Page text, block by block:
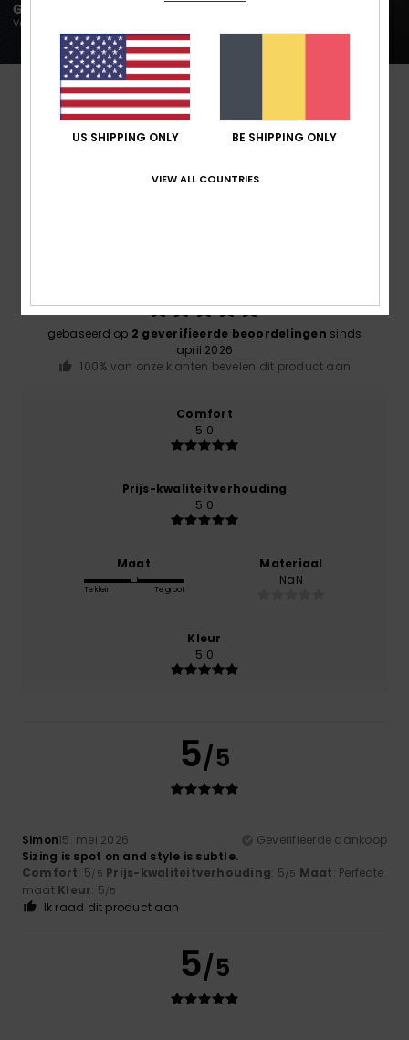
gebaseerd op 2 geverifieerde beoordelingen sinds
april 2026
100% van onze klanten bevelen dit product aan
Comfort
5.0
Prijs-kwaliteitverhouding
5.0
Maat
Te klein Te groot
Materiaal
NaN
Kleur
5.0
5/5
Simon15. mei 2026
Geverifieerde aankoop
Sizing is spot on and style is subtle.
Comfort: 5/5 Prijs-kwaliteitverhouding: 5/5 Maat: Perfecte
maat Kleur: 5/5
Ik raad dit product aan
5/5
US SHIPPING ONLY BE SHIPPING ONLY
VIEW ALL COUNTRIES